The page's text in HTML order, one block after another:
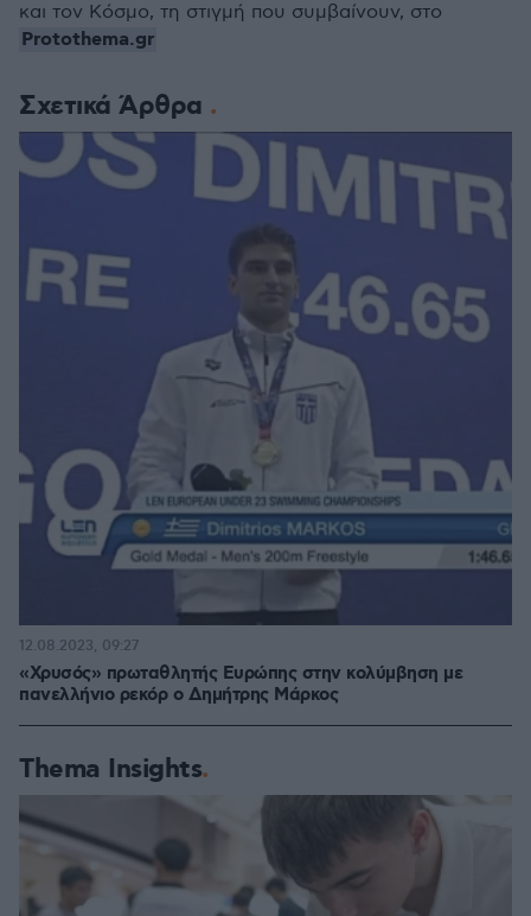
Σχετικά Άρθρα
«Χρυσός» πρωταθλητής Ευρώπης στην κολύμβηση με
πανελλήνιο ρεκόρ ο Δημήτρης Μάρκος
12.08.2023, 09:27
Thema Insights
και τον Κόσμο, τη στιγμή που συμβαίνουν, στο
Protothema.gr